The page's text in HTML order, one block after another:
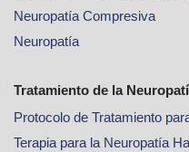
Neuropatía Compresiva
Neuropatía
Tratamiento de la
Protocolo de Tratamiento
Terapia para la Neuropatía